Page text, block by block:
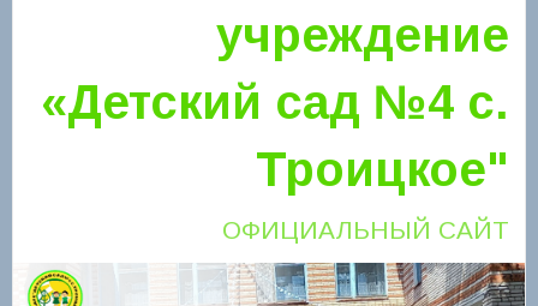
учреждение
«Детский сад №4 с.
Троицкое"
ОФИЦИАЛЬНЫЙ САЙТ